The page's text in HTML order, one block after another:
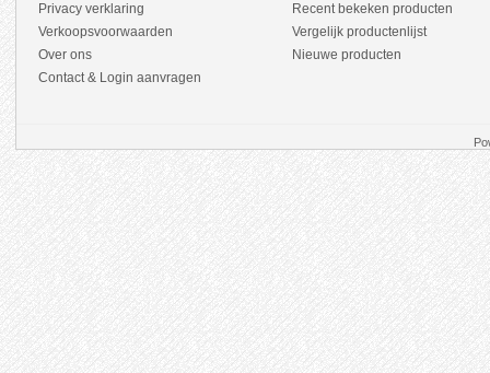
Privacy verklaring
Verkoopsvoorwaarden
Over ons
Contact & Login aanvragen
Recent bekeken producten
Vergelijk productenlijst
Nieuwe producten